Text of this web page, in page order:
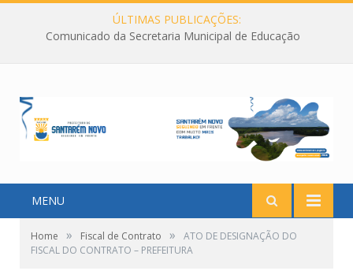
ÚLTIMAS PUBLICAÇÕES:
Comunicado da Secretaria Municipal de Educação
MENU
Home » Fiscal de Contrato »
ATO DE DESIGNAÇÃO DO
FISCAL DO CONTRATO – PREFEITURA